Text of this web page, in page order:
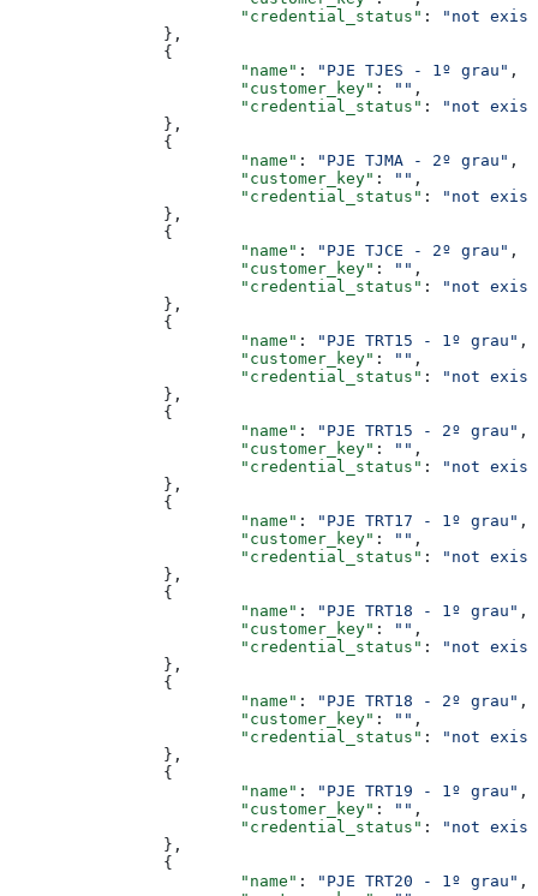
			"credential_status"
:
"not
		},
		{
			"name"
: "PJE TJES - 1º grau" ,
			"customer_key"
: "" ,
			"credential_status"
:
"not
		},
		{
			"name"
: "PJE TJMA - 2º grau" ,
			"customer_key"
: "" ,
			"credential_status"
:
"not
		},
		{
			"name"
: "PJE TJCE - 2º grau" ,
			"customer_key"
: "" ,
			"credential_status"
:
"not
		},
		{
			"name"
: "PJE TRT15 - 1º grau" ,
			"customer_key"
: "" ,
			"credential_status"
:
"not
		},
		{
			"name"
: "PJE TRT15 - 2º grau" ,
			"customer_key"
: "" ,
			"credential_status"
:
"not
		},
		{
			"name"
: "PJE TRT17 - 1º grau" ,
			"customer_key"
: "" ,
			"credential_status"
:
"not
		},
		{
			"name"
: "PJE TRT18 - 1º grau" ,
			"customer_key"
: "" ,
			"credential_status"
:
"not
		},
		{
			"name"
: "PJE TRT18 - 2º grau" ,
			"customer_key"
: "" ,
			"credential_status"
:
"not
		},
		{
			"name"
: "PJE TRT19 - 1º grau" ,
			"customer_key"
: "" ,
			"credential_status"
:
"not
		},
		{
			"name"
: "PJE TRT20 - 1º grau" ,